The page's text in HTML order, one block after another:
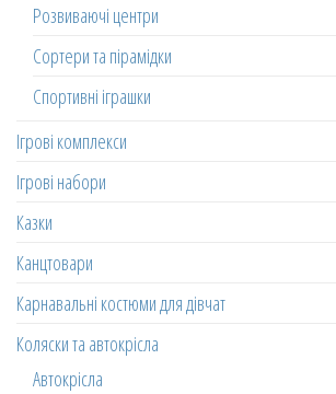
Розвиваючі центри
Сортери та пірамідки
Спортивні іграшки
Ігрові комплекси
Ігрові набори
Казки
Канцтовари
Карнавальні костюми для дівчат
Коляски та автокрісла
Автокрісла